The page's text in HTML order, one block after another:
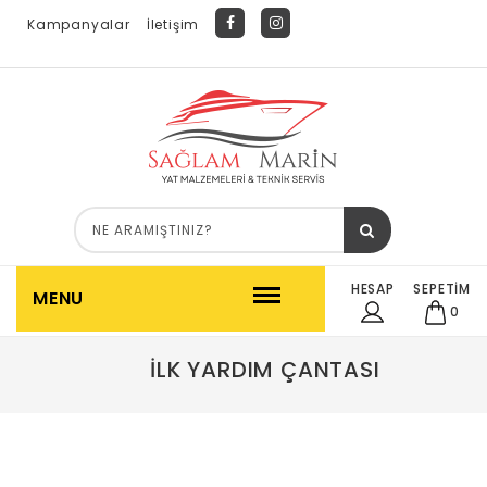
Kampanyalar İletişim
SEPETİM
0
HESAP
MENU
İLK YARDIM ÇANTASI